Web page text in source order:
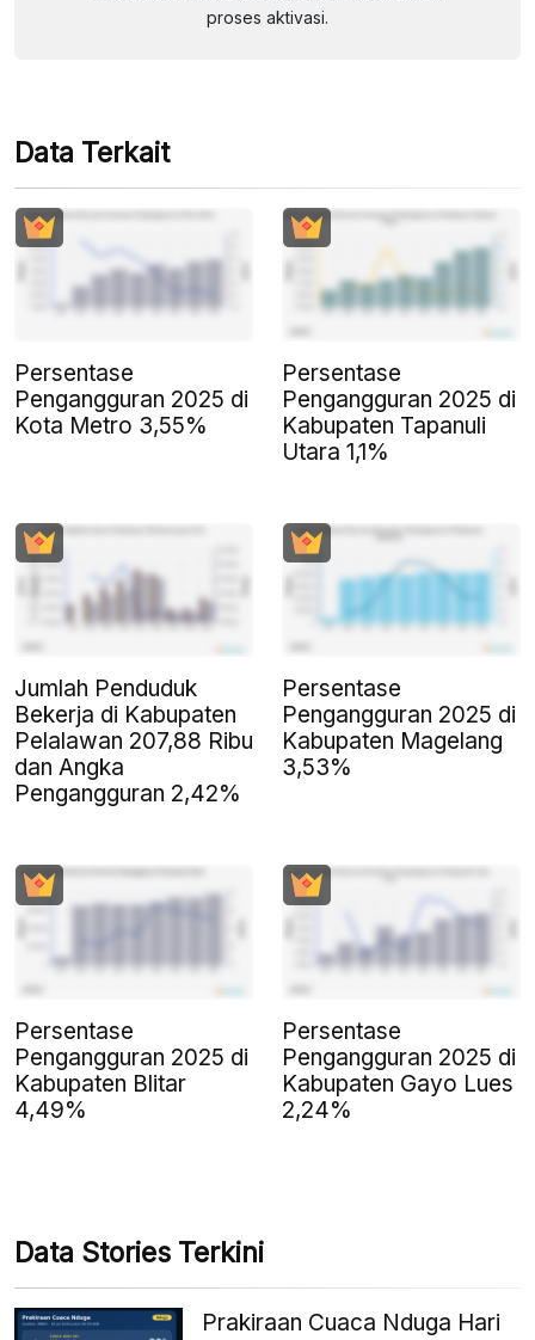
proses aktivasi.
Data Terkait
Persentase
Pengangguran 2025 di
Kota Metro 3,55%
Persentase
Pengangguran 2025 di
Kabupaten Tapanuli
Utara 1,1%
Jumlah Penduduk
Bekerja di Kabupaten
Pelalawan 207,88 Ribu
dan Angka
Pengangguran 2,42%
Persentase
Pengangguran 2025 di
Kabupaten Magelang
3,53%
Persentase
Pengangguran 2025 di
Kabupaten Blitar
4,49%
Persentase
Pengangguran 2025 di
Kabupaten Gayo Lues
2,24%
Data Stories Terkini
Prakiraan Cuaca Nduga Hari